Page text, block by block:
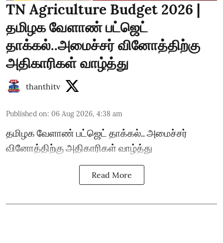
TN Agriculture Budget 2026 |
தமிழக வேளாண் பட்ஜெட்
தாக்கல்..அமைச்சர் வினோத்திற்கு
அதிகாரிகள் வாழ்த்து
thanthitv
Published on: 06 Aug 2026, 4:38 am
தமிழக வேளாண் பட்ஜெட் தாக்கல்.. அமைச்சர்
வினோத்திற்கு அதிகாரிகள் வாழ்த்து
Read More